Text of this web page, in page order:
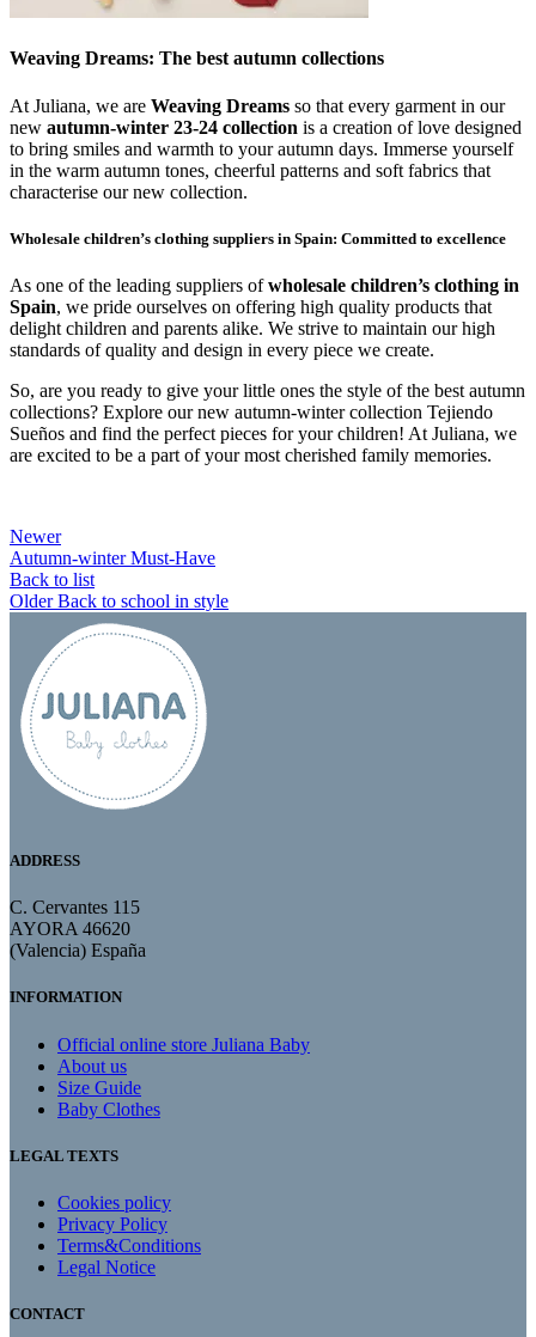
Weaving Dreams: The best autumn collections
At Juliana, we are Weaving Dreams so that every garment in our
new autumn-winter 23-24 collection is a creation of love designed
to bring smiles and warmth to your autumn days. Immerse yourself
in the warm autumn tones, cheerful patterns and soft fabrics that
characterise our new collection.
Wholesale children’s clothing suppliers in Spain: Committed to excellence
As one of the leading suppliers ofwholesale children’s clothing in
Spain, we pride ourselves on offering high quality products that
delight children and parents alike. We strive to maintain our high
standards of quality and design in every piece we create.
So, are you ready to give your little ones the style of the best autumn
collections? Explore our new autumn-winter collection Tejiendo
Sueños and find the perfect pieces for your children! At Juliana, we
are excited to be a part of your most cherished family memories.
Newer
Autumn-winter Must-Have
Back to list
Older Back to school in style
ADDRESS
C. Cervantes 115
AYORA 46620
(Valencia) España
INFORMATION
Official online store Juliana Baby
About us
Size Guide
Baby Clothes
LEGAL TEXTS
Cookies policy
Privacy Policy
Terms&Conditions
Legal Notice
CONTACT